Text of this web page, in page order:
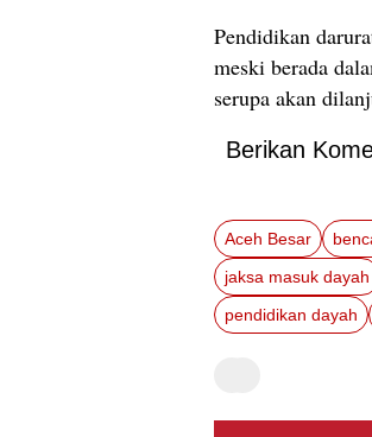
Pendidikan
meski berada
serupa akan
Berikan
Aceh Besar
jaksa masuk dayah
pendidikan dayah